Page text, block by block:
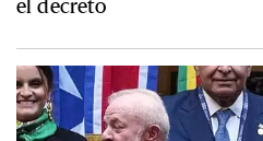
el decreto